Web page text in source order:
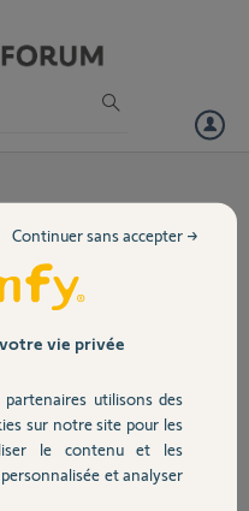
5014046
une maison possédant un
qu'un Digicode 5014046.
pas fonctionner car
vie privée
utilisons des
sur notre site pour les
le contenu et les
et analyser
Continuer sans accepter →